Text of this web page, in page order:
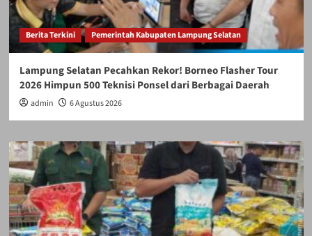
Berita Terkini Pemerintah Kabupaten Lampung Selatan
Lampung Selatan Pecahkan Rekor! Borneo Flasher Tour
2026 Himpun 500 Teknisi Ponsel dari Berbagai Daerah
admin 6 Agustus 2026